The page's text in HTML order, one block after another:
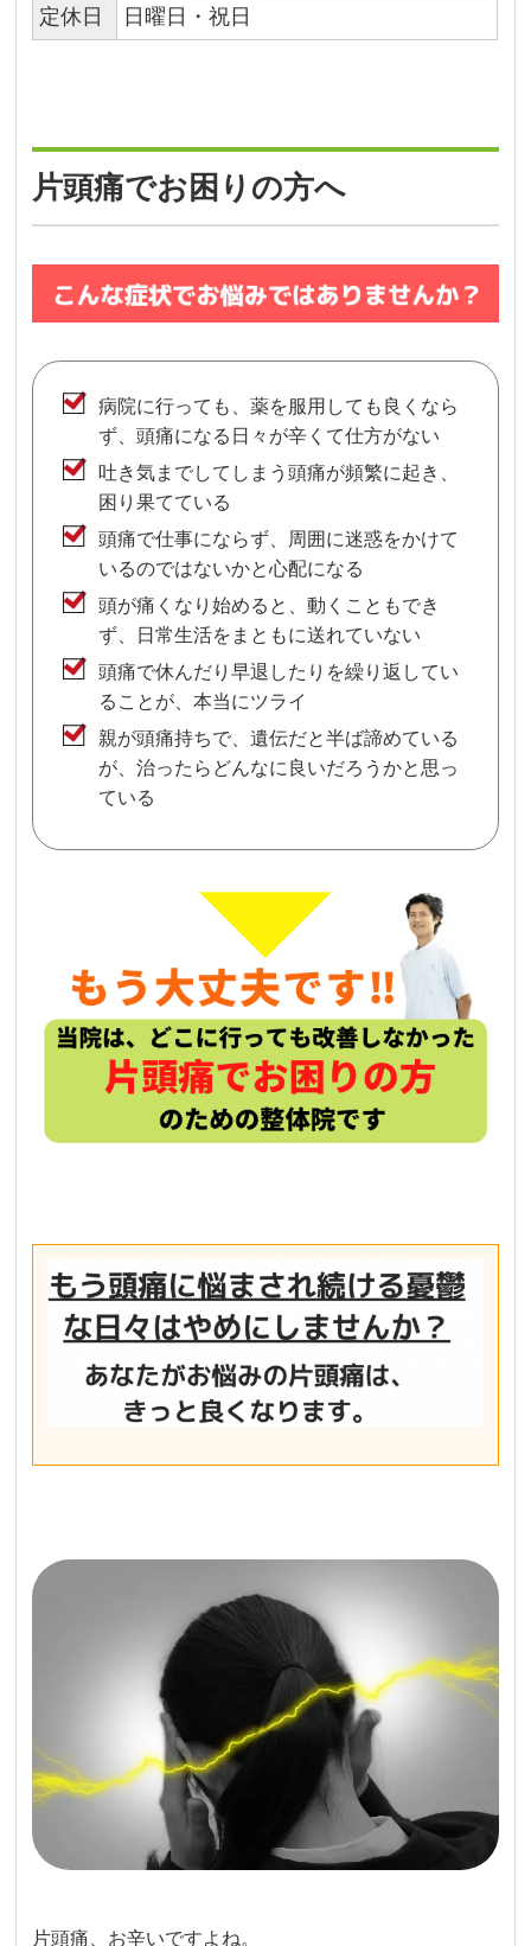
定休日 日曜日・祝日
片頭痛でお困りの方へ
病院に行っても、薬を服用しても良くなら
ず、頭痛になる日々が辛くて仕方がない
吐き気までしてしまう頭痛が頻繁に起き、
困り果てている
頭痛で仕事にならず、周囲に迷惑をかけて
いるのではないかと心配になる
頭が痛くなり始めると、動くこともでき
ず、日常生活をまともに送れていない
頭痛で休んだり早退したりを繰り返してい
ることが、本当にツライ
親が頭痛持ちで、遺伝だと半ば諦めている
が、治ったらどんなに良いだろうかと思っ
ている
片頭痛、お辛いですよね。